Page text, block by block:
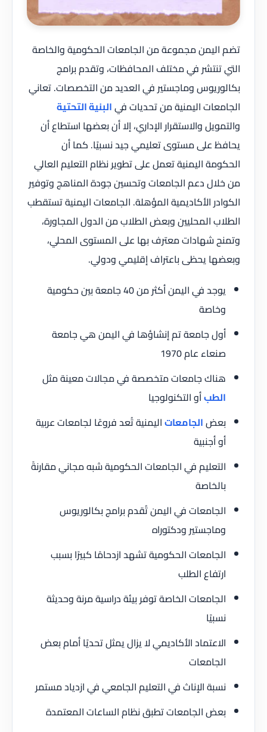
تضم اليمن مجموعة من الجامعات الحكومية والخاصة
التي تنتشر في مختلف المحافظات، وتقدم برامج
بكالوريوس وماجستير في العديد من التخصصات. تعاني
الجامعات اليمنية من تحديات فيالبنية التحتية
والتمويل والاستقرار الإداري، إلا أن بعضها استطاع أن
يحافظ على مستوى تعليمي جيد نسبيًا. كما أن
الحكومة اليمنية تعمل على تطوير نظام التعليم العالي
من خلال دعم الجامعات وتحسين جودة المناهج وتوفير
الكوادر الأكاديمية المؤهلة. الجامعات اليمنية تستقطب
الطلاب المحليين وبعض الطلاب من الدول المجاورة،
وتمنح شهادات معترف بها على المستوى المحلي،
وبعضها يحظى باعتراف إقليمي ودولي.
يوجد في اليمن أكثر من 40 جامعة بين حكومية
وخاصة
أول جامعة تم إنشاؤها في اليمن هي جامعة
صنعاء عام 1970
هناك جامعات متخصصة في مجالات معينة مثل
الطبأو التكنولوجيا
بعضالجامعاتاليمنية تُعد فروعًا لجامعات عربية
أو أجنبية
التعليم في الجامعات الحكومية شبه مجاني مقارنةً
بالخاصة
الجامعات في اليمن تُقدم برامج بكالوريوس
وماجستير ودكتوراه
الجامعات الحكومية تشهد ازدحامًا كبيرًا بسبب
ارتفاع الطلب
الجامعات الخاصة توفر بيئة دراسية مرنة وحديثة
نسبيًا
الاعتماد الأكاديمي لا يزال يمثل تحديًا أمام بعض
الجامعات
نسبة الإناث في التعليم الجامعي في ازدياد مستمر
بعض الجامعات تطبق نظام الساعات المعتمدة